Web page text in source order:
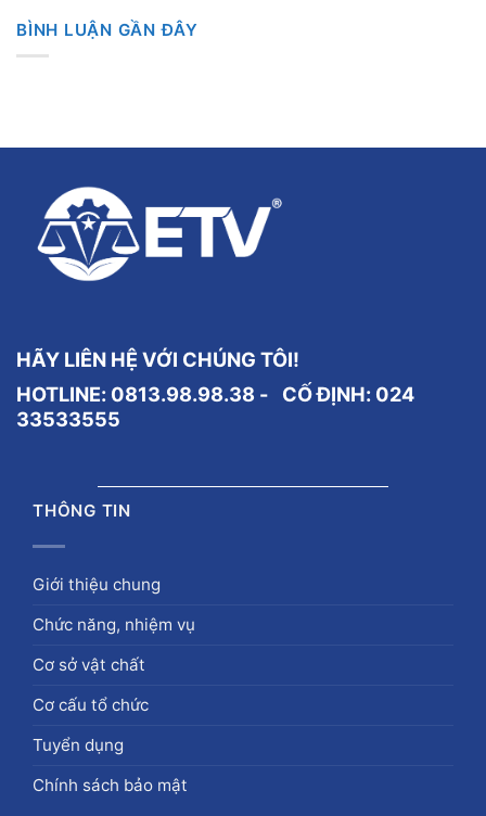
BÌNH LUẬN GẦN ĐÂY
HÃY LIÊN HỆ VỚI CHÚNG TÔI!
HOTLINE: 0813.98.98.38 - CỐ ĐỊNH: 024
33533555
THÔNG TIN
Giới thiệu chung
Chức năng, nhiệm vụ
Cơ sở vật chất
Cơ cấu tổ chức
Tuyển dụng
Chính sách bảo mật